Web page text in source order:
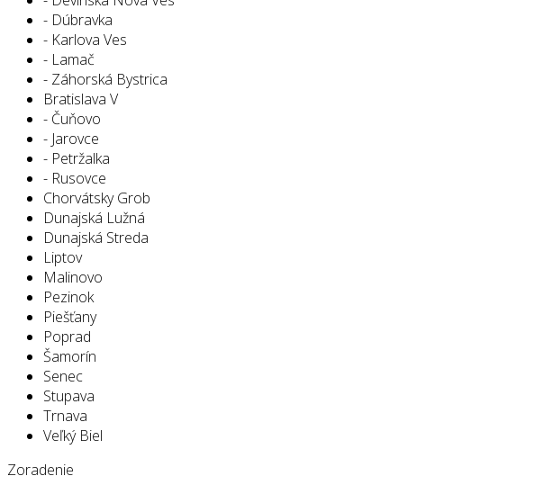
- Dúbravka
- Karlova Ves
- Lamač
- Záhorská Bystrica
Bratislava V
- Čuňovo
- Jarovce
- Petržalka
- Rusovce
Chorvátsky Grob
Dunajská Lužná
Dunajská Streda
Liptov
Malinovo
Pezinok
Piešťany
Poprad
Šamorín
Senec
Stupava
Trnava
Veľký Biel
Zoradenie